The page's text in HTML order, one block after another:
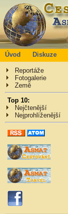
Úvod Diskuze
Reportáže
Fotogalerie
Země
Top 10:
Nejčtenější
Nejprohlíženější